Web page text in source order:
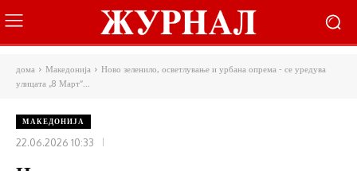
дома Македонија
Ново зеленило, осветлување и урбана опрема - се уредува
улицата „8 Март“...
МАКЕДОНИЈА
22.06.2026 10:33